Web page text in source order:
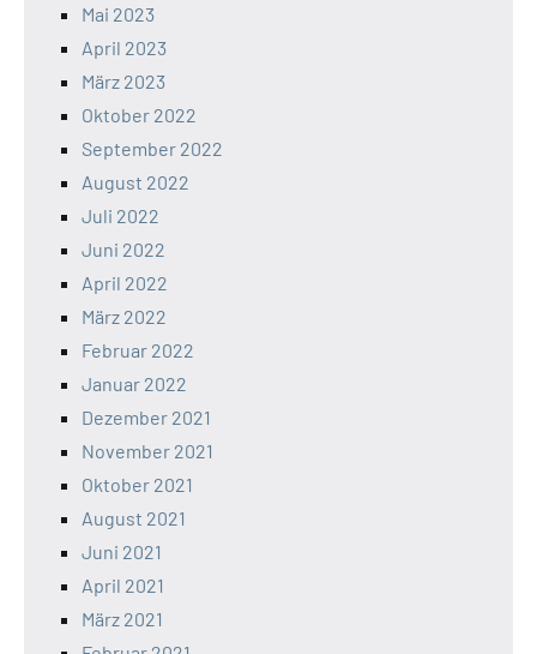
Mai 2023
April 2023
März 2023
Oktober 2022
September 2022
August 2022
Juli 2022
Juni 2022
April 2022
März 2022
Februar 2022
Januar 2022
Dezember 2021
November 2021
Oktober 2021
August 2021
Juni 2021
April 2021
März 2021